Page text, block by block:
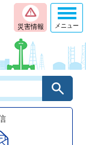
災害情報 メニュー